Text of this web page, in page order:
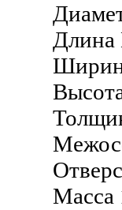
Длина
Масса